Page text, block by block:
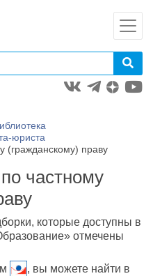
юриста
(гражданскому) праву
частному
которые доступны в
отмечены
, вы можете найти в